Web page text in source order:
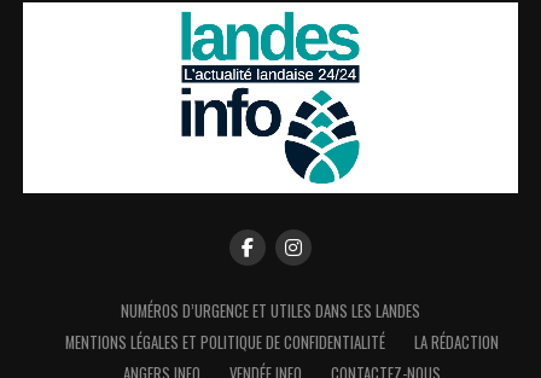
NUMÉROS D’URGENCE ET UTILES DANS LES LANDES
MENTIONS LÉGALES ET POLITIQUE DE CONFIDENTIALITÉ
LA RÉDACTION
ANGERS INFO
VENDÉE INFO CONTACTEZ-NOUS